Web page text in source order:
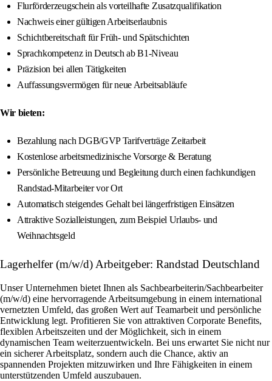
Flurförderzeugschein als vorteilhafte Zusatzqualifikation
Nachweis einer gültigen Arbeitserlaubnis
Schichtbereitschaft für Früh- und Spätschichten
Sprachkompetenz in Deutsch ab B1-Niveau
Präzision bei allen Tätigkeiten
Auffassungsvermögen für neue Arbeitsabläufe
Wir bieten:
Bezahlung nach DGB/GVP Tarifverträge Zeitarbeit
Kostenlose arbeitsmedizinische Vorsorge & Beratung
Persönliche Betreuung und Begleitung durch einen fachkundigen
Randstad-Mitarbeiter vor Ort
Automatisch steigendes Gehalt bei längerfristigen Einsätzen
Attraktive Sozialleistungen, zum Beispiel Urlaubs- und
Weihnachtsgeld
Lagerhelfer (m/w/d) Arbeitgeber: Randstad Deutschland
Unser Unternehmen bietet Ihnen als Sachbearbeiterin/Sachbearbeiter
(m/w/d) eine hervorragende Arbeitsumgebung in einem international
vernetzten Umfeld, das großen Wert auf Teamarbeit und persönliche
Entwicklung legt. Profitieren Sie von attraktiven Corporate Benefits,
flexiblen Arbeitszeiten und der Möglichkeit, sich in einem
dynamischen Team weiterzuentwickeln. Bei uns erwartet Sie nicht nur
ein sicherer Arbeitsplatz, sondern auch die Chance, aktiv an
spannenden Projekten mitzuwirken und Ihre Fähigkeiten in einem
unterstützenden Umfeld auszubauen.